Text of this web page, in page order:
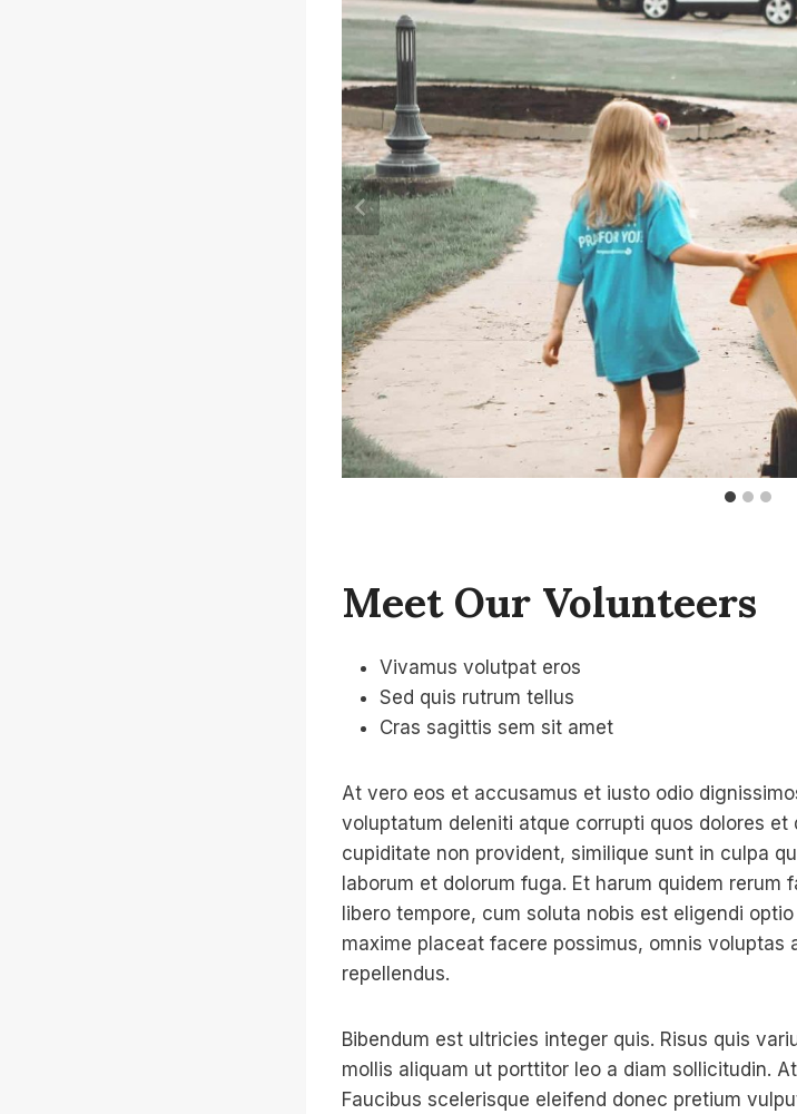
Meet Our Volunteers
Vivamus volutpat eros
Sed quis rutrum tellus
Cras sagittis sem sit amet
At vero eos et accusamus et iusto odio
voluptatum deleniti atque corrupti quos dolores
cupiditate non provident, similique sunt in culpa
laborum et dolorum fuga. Et harum quidem
libero tempore, cum soluta nobis est eligendi
maxime placeat facere possimus, omnis voluptas
repellendus.
Bibendum est ultricies integer quis. Risus quis
mollis aliquam ut porttitor leo a diam sollicitudin.
Faucibus scelerisque eleifend donec pretium